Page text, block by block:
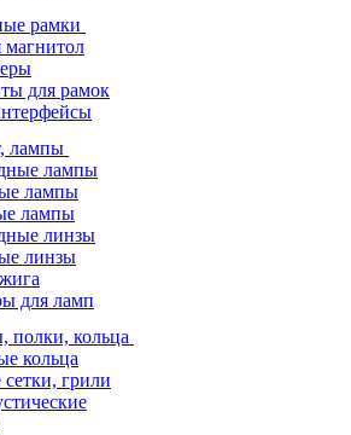
рамки
магнитол
для рамок
лампы
лампы
лампы
лампы
линзы
линзы
для ламп
полки, кольца
кольца
грили